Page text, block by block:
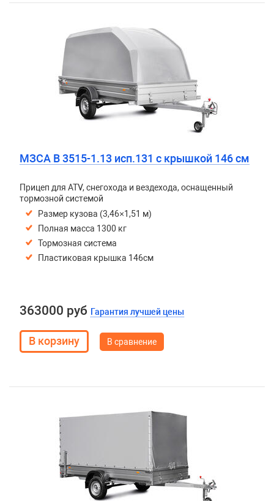
МЗСА B 3515-1.13 исп.131 с крышкой 146 см
Прицеп для ATV, снегохода и вездехода, оснащенный
тормозной системой
Размер кузова (3,46×1,51 м)
Полная масса 1300 кг
Тормозная система
Пластиковая крышка 146см
363000 руб Гарантия лучшей цены
В сравнение